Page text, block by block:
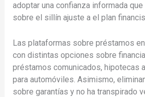
adoptar una confianza informada
sobre el sillí­n ajuste a el plan
Las plataformas sobre préstamos
con distintas opciones sobre
préstamos comunicados, hipotecas
para automóviles. Asimismo,
sobre garantías y no ha transpirado